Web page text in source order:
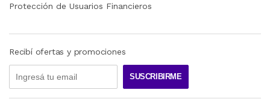
Protección de Usuarios Financieros
Recibí ofertas y promociones
SUSCRIBIRME